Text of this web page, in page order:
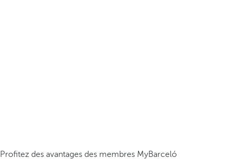
Profitez des avantages des membres MyBarceló